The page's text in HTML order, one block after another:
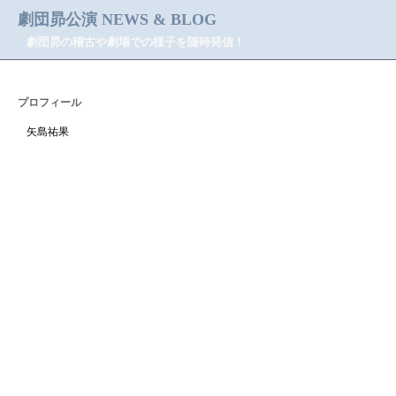
劇団昴公演 NEWS & BLOG
劇団昴の稽古や劇場での様子を随時発信！
プロフィール
矢島祐果